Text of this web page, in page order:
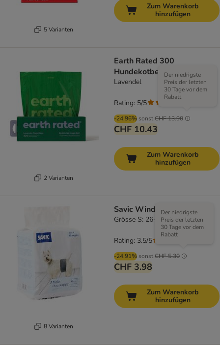
5 Varianten
Zum Warenkorb
hinzufügen
2 Varianten
Earth Rated 300
Hundekotbeutel in Box
Lavendel
-24.96% sonstCHF 13.90
Der niedrigste
Preis der letzten
30 Tage vor dem
Rabatt
CHF 10.43
Rating: 5/5
Zum Warenkorb
hinzufügen
8 Varianten
Savic Windeln für Rüden
Grösse S: 26-40 cm, 12 Stück
-24.91% sonstCHF 5.30
Der niedrigste
Preis der letzten
30 Tage vor dem
Rabatt
CHF 3.98
Rating: 3.5/5
Zum Warenkorb
hinzufügen